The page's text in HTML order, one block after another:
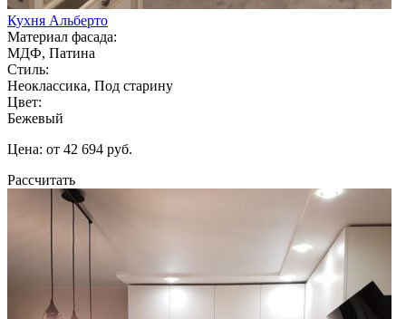
Кухня Альберто
Материал фасада:
МДФ, Патина
Стиль:
Неоклассика, Под старину
Цвет:
Бежевый
Цена: от 42 694 руб.
Рассчитать